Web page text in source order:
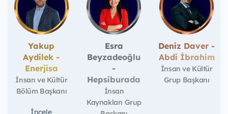
Yakup
Aydilek -
Enerjisa
İnsan ve Kültür
Bölüm Başkanı
İncele
Esra
Beyzadeoğlu
-
Hepsiburada
İnsan
Kaynakları Grup
Deniz Daver -
Abdi İbrahim
İnsan ve Kültür
Grup Başkanı